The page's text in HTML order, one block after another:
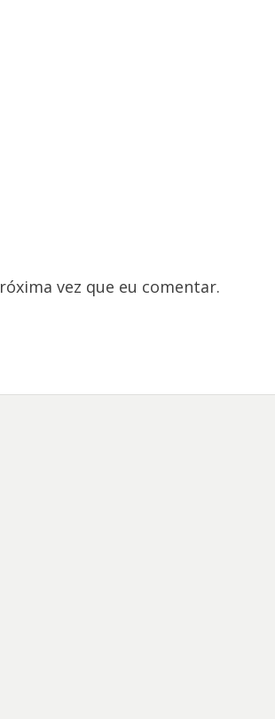
vez que eu comentar.